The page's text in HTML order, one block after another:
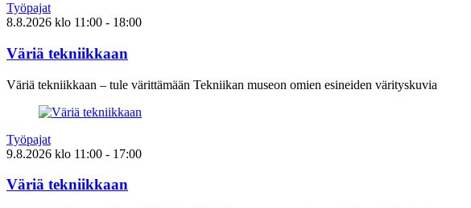
Työpajat
8.8.2026 klo 11:00 - 18:00
Väriä tekniikkaan
Väriä tekniikkaan – tule värittämään Tekniikan museon omien esineiden värityskuvia
Työpajat
9.8.2026 klo 11:00 - 17:00
Väriä tekniikkaan